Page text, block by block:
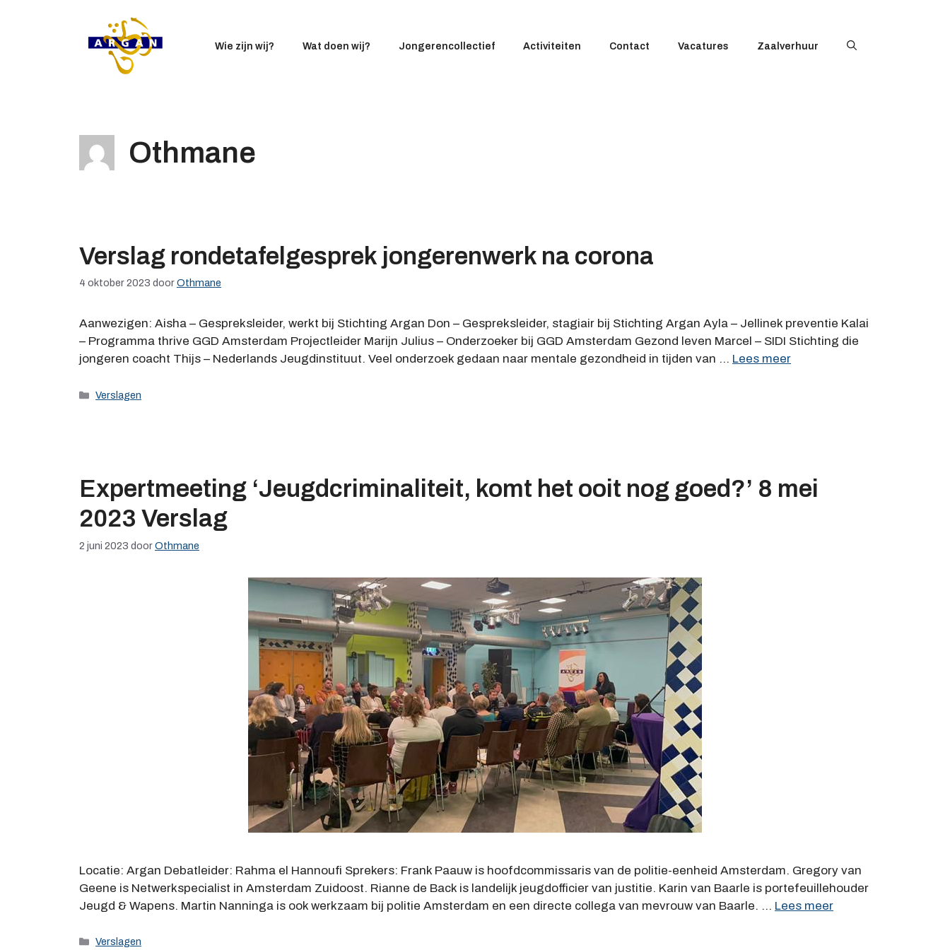
Wie zijn wij? Wat doen wij? Jongerencollectief Activiteiten Contact Vacatures Zaalverhuur
Othmane
Verslag rondetafelgesprek jongerenwerk na corona
4 oktober 2023 doorOthmane
Aanwezigen: Aisha – Gespreksleider, werkt bij Stichting Argan Don – Gespreksleider, stagiair bij Stichting Argan Ayla – Jellinek preventie Kalai
– Programma thrive GGD Amsterdam Projectleider Marijn Julius – Onderzoeker bij GGD Amsterdam Gezond leven Marcel – SIDI Stichting die
jongeren coacht Thijs – Nederlands Jeugdinstituut. Veel onderzoek gedaan naar mentale gezondheid in tijden van … Lees meer
Categorieën
Verslagen
Expertmeeting ‘Jeugdcriminaliteit, komt het ooit nog goed?’ 8 mei
2023 Verslag
2 juni 2023 doorOthmane
Locatie: Argan Debatleider: Rahma el Hannoufi Sprekers: Frank Paauw is hoofdcommissaris van de politie-eenheid Amsterdam. Gregory van
Geene is Netwerkspecialist in Amsterdam Zuidoost. Rianne de Back is landelijk jeugdofficier van justitie. Karin van Baarle is portefeuillehouder
Jeugd & Wapens. Martin Nanninga is ook werkzaam bij politie Amsterdam en een directe collega van mevrouw van Baarle. … Lees meer
Categorieën
Verslagen